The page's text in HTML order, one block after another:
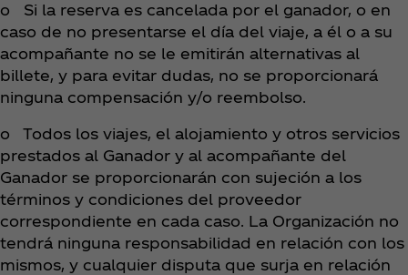
o Si la reserva es cancelada por el ganador, o en
caso de no presentarse el día del viaje, a él o a su
acompañante no se le emitirán alternativas al
billete, y para evitar dudas, no se proporcionará
ninguna compensación y/o reembolso.
o Todos los viajes, el alojamiento y otros servicios
prestados al Ganador y al acompañante del
Ganador se proporcionarán con sujeción a los
términos y condiciones del proveedor
correspondiente en cada caso. La Organización no
tendrá ninguna responsabilidad en relación con los
mismos, y cualquier disputa que surja en relación